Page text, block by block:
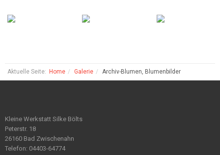
Aktuelle Seite: Home Galerie Archiv-Blumen, Blumenbilder
Kleine Werkstatt Silke Bölts
Peterstr. 18
26160 Bad Zwischenahn
Telefon: 04403-64774